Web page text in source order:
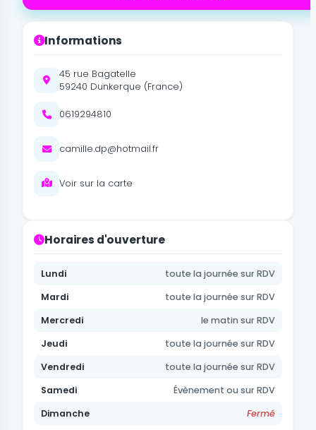
Informations
45 rue Bagatelle
59240 Dunkerque (France)
0619294810
camille.dp@hotmail.fr
Voir sur la carte
Horaires d'ouverture
Lundi
toute la journée sur RDV
Mardi
toute la journée sur RDV
Mercredi
le matin sur RDV
Jeudi
toute la journée sur RDV
Vendredi
toute la journée sur RDV
Samedi
Évènement ou sur RDV
Dimanche
Fermé